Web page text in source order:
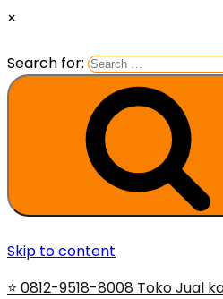
×
Search for:
Skip to content
⭐ 0812-9518-8008 Toko Jual